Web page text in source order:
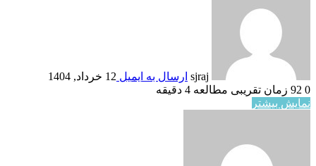
sjraj ارسال به ایمیل 12 خرداد, 1404
0
زمان تقریبی مطالعه 4 دقیقه
نمایش بیشتر